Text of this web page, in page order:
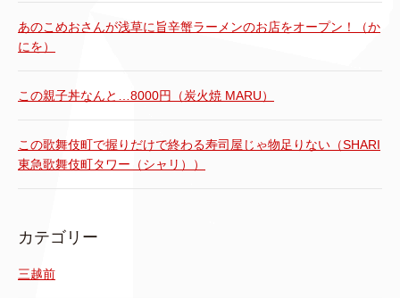
あのこめおさんが浅草に旨辛蟹ラーメンのお店をオープン！（か
にを）
この親子丼なんと…8000円（炭火焼 MARU）
この歌舞伎町で握りだけで終わる寿司屋じゃ物足りない（SHARI
東急歌舞伎町タワー（シャリ））
カテゴリー
三越前